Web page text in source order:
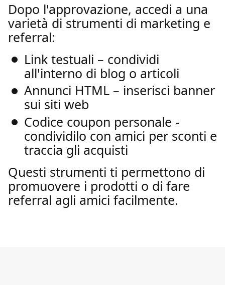
Dopo l'approvazione, accedi a una
varietà di strumenti di marketing e
referral:
Link testuali – condividi
all'interno di blog o articoli
Annunci HTML – inserisci banner
sui siti web
Codice coupon personale -
condividilo con amici per sconti e
traccia gli acquisti
Questi strumenti ti permettono di
promuovere i prodotti o di fare
referral agli amici facilmente.